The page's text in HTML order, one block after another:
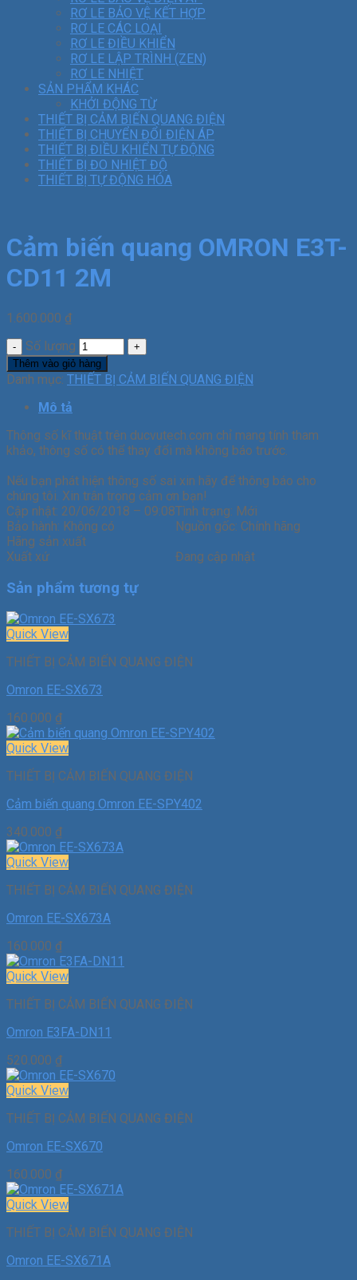
RƠ LE BẢO VỆ KẾT HỢP
RƠ LE CÁC LOẠI
RƠ LE ĐIỀU KHIỂN
RƠ LE LẬP TRÌNH (ZEN)
RƠ LE NHIỆT
SẢN PHẨM KHÁC
KHỞI ĐỘNG TỪ
THIẾT BỊ CẢM BIẾN QUANG ĐIỆN
THIẾT BỊ CHUYỂN ĐỔI ĐIỆN ÁP
THIẾT BỊ ĐIỀU KHIỂN TỰ ĐỘNG
THIẾT BỊ ĐO NHIỆT ĐỘ
THIẾT BỊ TỰ ĐỘNG HÓA
Cảm biến quang OMRON E3T-
CD11 2M
1.600.000 ₫
Số lượng
Thêm vào giỏ hàng
Danh mục: THIẾT BỊ CẢM BIẾN QUANG ĐIỆN
Mô tả
Thông số kĩ thuật trên ducvutech.com chỉ mang tính tham
khảo, thông số có thể thay đổi mà không báo trước.
Nếu bạn phát hiện thông số sai xin hãy để thông báo cho
chúng tôi. Xin trân trọng cảm ơn bạn!
Cập nhật: 20/06/2018 – 09:08Tình trạng: Mới
Bảo hành: Không có Nguồn gốc: Chính hãng
Hãng sản xuất
Xuất xứ
Đang cập nhật
Sản phẩm tương tự
Quick View
THIẾT BỊ CẢM BIẾN QUANG ĐIỆN
Omron EE-SX673
160.000 ₫
Quick View
THIẾT BỊ CẢM BIẾN QUANG ĐIỆN
Cảm biến quang Omron EE-SPY402
340.000 ₫
Quick View
THIẾT BỊ CẢM BIẾN QUANG ĐIỆN
Omron EE-SX673A
160.000 ₫
Quick View
THIẾT BỊ CẢM BIẾN QUANG ĐIỆN
Omron E3FA-DN11
520.000 ₫
Quick View
THIẾT BỊ CẢM BIẾN QUANG ĐIỆN
Omron EE-SX670
160.000 ₫
Quick View
THIẾT BỊ CẢM BIẾN QUANG ĐIỆN
Omron EE-SX671A